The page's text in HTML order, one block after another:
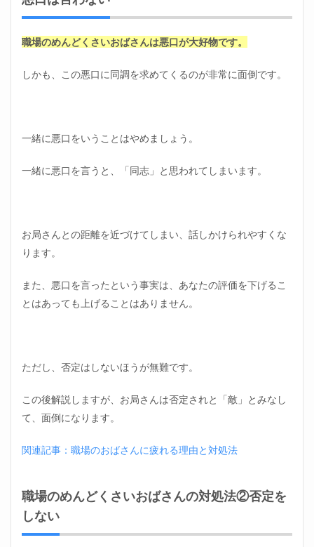
職場のめんどくさいおばさんは悪口が大好物です。
しかも、この悪口に同調を求めてくるのが非常に面倒です。
一緒に悪口をいうことはやめましょう。
一緒に悪口を言うと、「同志」と思われてしまいます。
お局さんとの距離を近づけてしまい、話しかけられやすくな
ります。
また、悪口を言ったという事実は、あなたの評価を下げるこ
とはあっても上げることはありません。
ただし、否定はしないほうが無難です。
この後解説しますが、お局さんは否定されと「敵」とみなし
て、面倒になります。
関連記事：職場のおばさんに疲れる理由と対処法
職場のめんどくさいおばさんの対処法②否定を
しない